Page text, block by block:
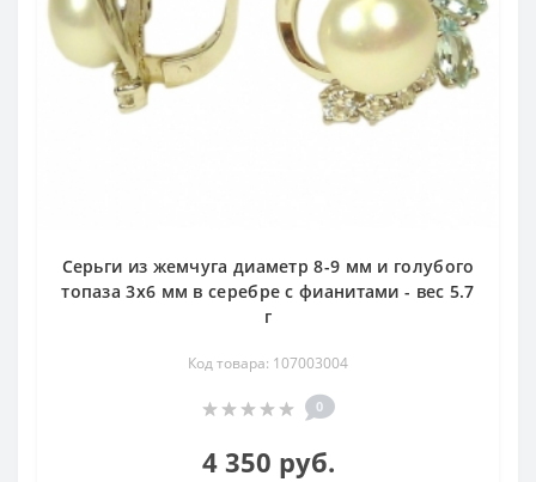
Серьги из жемчуга диаметр 8-9 мм и голубого
топаза 3х6 мм в серебре с фианитами - вес 5.7
г
Код товара: 107003004
0
4 350 руб.